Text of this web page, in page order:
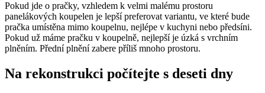
Pokud jde o pračky, vzhledem k velmi malému prostoru
panelákových koupelen je lepší preferovat variantu, ve které bude
pračka umístěna mimo koupelnu, nejlépe v kuchyni nebo předsíni.
Pokud už máme pračku v koupelně, nejlepší je úzká s vrchním
plněním. Přední plnění zabere příliš mnoho prostoru.
Na rekonstrukci počítejte s deseti dny